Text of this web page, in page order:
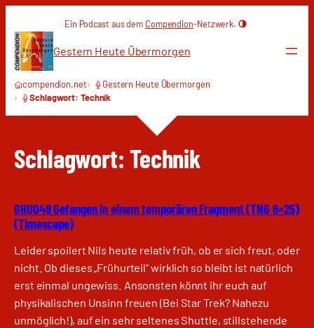
Inhalt
springen
Ein Podcast aus dem Compendion-Netzwerk.
Gestern Heute Übermorgen
compendion.net
Gestern Heute Übermorgen
Schlagwort: Technik
Schlagwort: Technik
GHU049 Gefangen in einem temporären Fragment (TNG 6×25)
(Timescape)
Leider spoilert Nils heute relativ früh, ob er sich freut, oder
nicht. Ob dieses „Frühurteil“ wirklich so bleibt ist natürlich
erst einmal ungewiss. Ansonsten könnt ihr euch auf
physikalischen Unsinn freuen (Bei Star Trek? Nahezu
unmöglich!), auf ein sehr seltenes Shuttle, stillstehende